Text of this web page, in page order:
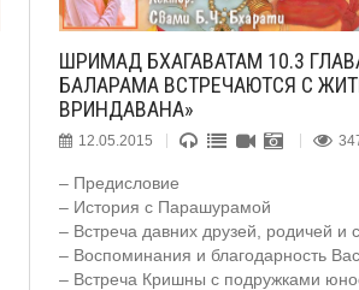
ШРИМАД БХАГАВАТАМ 10.3
БАЛАРАМА ВСТРЕЧАЮТСЯ С
ВРИНДАВАНА»
12.05.2015
– Предисловие
– История с Парашурамой
– Встреча давних друзей, родичей и
– Воспоминания и благодарность
– Встреча Кришны с подружками